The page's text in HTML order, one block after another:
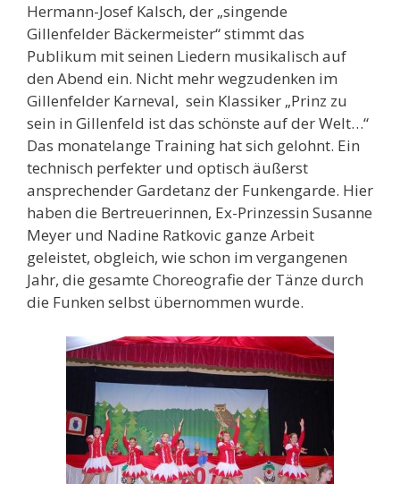
Hermann-Josef Kalsch, der „singende
Gillenfelder Bäckermeister“ stimmt das
Publikum mit seinen Liedern musikalisch auf
den Abend ein. Nicht mehr wegzudenken im
Gillenfelder Karneval, sein Klassiker „Prinz zu
sein in Gillenfeld ist das schönste auf der Welt…“
Das monatelange Training hat sich gelohnt. Ein
technisch perfekter und optisch äußerst
ansprechender Gardetanz der Funkengarde. Hier
haben die Bertreuerinnen, Ex-Prinzessin Susanne
Meyer und Nadine Ratkovic ganze Arbeit
geleistet, obgleich, wie schon im vergangenen
Jahr, die gesamte Choreografie der Tänze durch
die Funken selbst übernommen wurde.